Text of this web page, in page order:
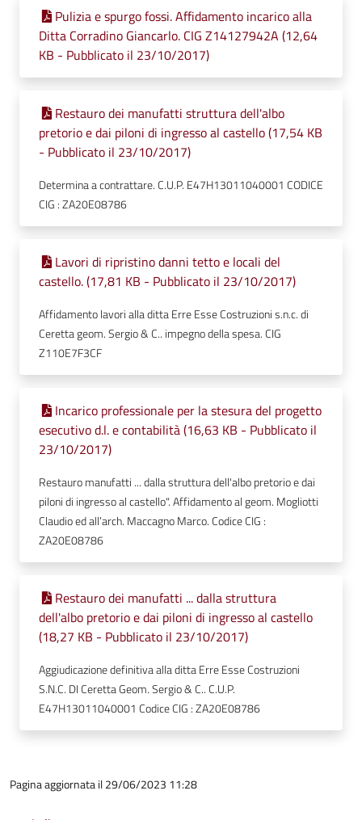
Pulizia e spurgo fossi. Affidamento incarico alla
Ditta Corradino Giancarlo. CIG Z14127942A (12,64
KB - Pubblicato il 23/10/2017)
Restauro dei manufatti struttura dell'albo
pretorio e dai piloni di ingresso al castello (17,54 KB
- Pubblicato il 23/10/2017)
Determina a contrattare. C.U.P. E47H13011040001 CODICE
CIG : ZA20E08786
Lavori di ripristino danni tetto e locali del
castello. (17,81 KB - Pubblicato il 23/10/2017)
Affidamento lavori alla ditta Erre Esse Costruzioni s.n.c. di
Ceretta geom. Sergio & C.. impegno della spesa. CIG
Z110E7F3CF
Incarico professionale per la stesura del progetto
esecutivo d.l. e contabilità (16,63 KB - Pubblicato il
23/10/2017)
Restauro manufatti ... dalla struttura dell'albo pretorio e dai
piloni di ingresso al castello". Affidamento al geom. Mogliotti
Claudio ed all’arch. Maccagno Marco. Codice CIG :
ZA20E08786
Restauro dei manufatti ... dalla struttura
dell'albo pretorio e dai piloni di ingresso al castello
(18,27 KB - Pubblicato il 23/10/2017)
Aggiudicazione definitiva alla ditta Erre Esse Costruzioni
S.N.C. DI Ceretta Geom. Sergio & C.. C.U.P.
E47H13011040001 Codice CIG : ZA20E08786
Pagina aggiornata il 29/06/2023 11:28